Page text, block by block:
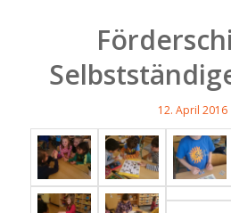
12. April 2016